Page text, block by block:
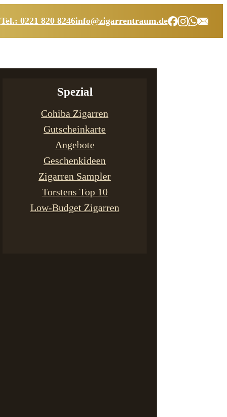
Tel.: 0221 820 8246info@zigarrentraum.de
Spezial
Cohiba Zigarren
Gutscheinkarte
Angebote
Geschenkideen
Zigarren Sampler
Torstens Top 10
Low-Budget Zigarren